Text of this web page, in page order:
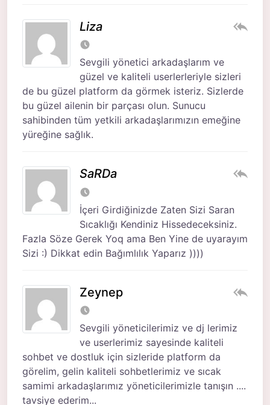
Liza
Sevgili yönetici arkadaşlarım ve
güzel ve kaliteli userlerleriyle sizleri
de bu güzel platform da görmek isteriz. Sizlerde
bu güzel ailenin bir parçası olun. Sunucu
sahibinden tüm yetkili arkadaşlarımızın emeğine
yüreğine sağlık.
SaRDa
İçeri Girdiğinizde Zaten Sizi Saran
Sıcaklığı Kendiniz Hissedeceksiniz.
Fazla Söze Gerek Yoq ama Ben Yine de uyarayım
Sizi :) Dikkat edin Bağımlılık Yaparız ))))
Zeynep
Sevgili yöneticilerimiz ve dj lerimiz
ve userlerimiz sayesinde kaliteli
sohbet ve dostluk için sizleride platform da
görelim, gelin kaliteli sohbetlerimiz ve sıcak
samimi arkadaşlarımız yöneticilerimizle tanışın ....
tavsiye ederim...